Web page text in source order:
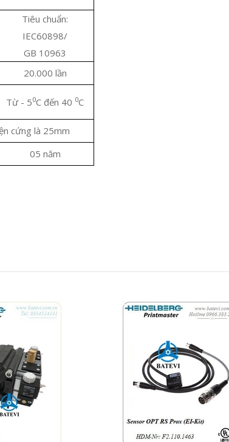
Tiêu chuẩn:
IEC60898/
GB 10963
20.000 lần
Từ - 50C đến 40 0C
cứng là 25mm
05 năm